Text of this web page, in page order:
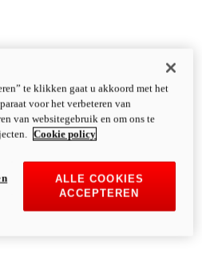
te klikken gaat u akkoord met het
voor het verbeteren van
van websitegebruik en om ons te
Cookie policy
ALLE COOKIES
ACCEPTEREN